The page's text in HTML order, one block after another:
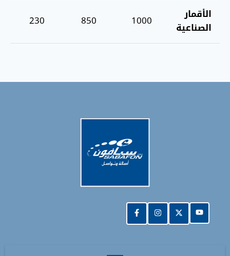
الأقمار
الصناعية
1000
850
230